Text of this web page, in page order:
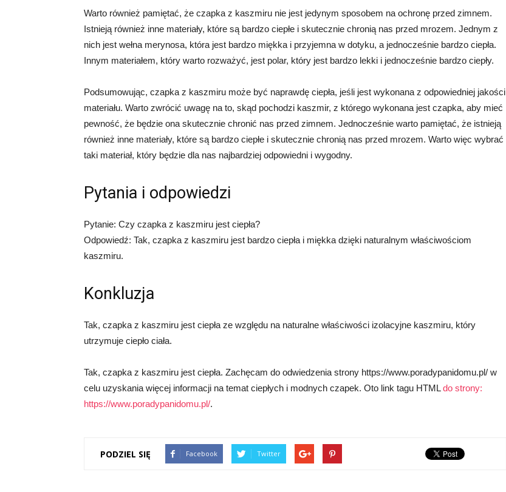
Warto również pamiętać, że czapka z kaszmiru nie jest jedynym sposobem na ochronę przed zimnem.
Istnieją również inne materiały, które są bardzo ciepłe i skutecznie chronią nas przed mrozem. Jednym z
nich jest wełna merynosa, która jest bardzo miękka i przyjemna w dotyku, a jednocześnie bardzo ciepła.
Innym materiałem, który warto rozważyć, jest polar, który jest bardzo lekki i jednocześnie bardzo ciepły.
Podsumowując, czapka z kaszmiru może być naprawdę ciepła, jeśli jest wykonana z odpowiedniej jakości
materiału. Warto zwrócić uwagę na to, skąd pochodzi kaszmir, z którego wykonana jest czapka, aby mieć
pewność, że będzie ona skutecznie chronić nas przed zimnem. Jednocześnie warto pamiętać, że istnieją
również inne materiały, które są bardzo ciepłe i skutecznie chronią nas przed mrozem. Warto więc wybrać
taki materiał, który będzie dla nas najbardziej odpowiedni i wygodny.
Pytania i odpowiedzi
Pytanie: Czy czapka z kaszmiru jest ciepła?
Odpowiedź: Tak, czapka z kaszmiru jest bardzo ciepła i miękka dzięki naturalnym właściwościom
kaszmiru.
Konkluzja
Tak, czapka z kaszmiru jest ciepła ze względu na naturalne właściwości izolacyjne kaszmiru, który
utrzymuje ciepło ciała.
Tak, czapka z kaszmiru jest ciepła. Zachęcam do odwiedzenia strony https://www.poradypanidomu.pl/ w
celu uzyskania więcej informacji na temat ciepłych i modnych czapek. Oto link tagu HTMLdo strony:
https://www.poradypanidomu.pl/.
PODZIEL SIĘ Facebook Twitter